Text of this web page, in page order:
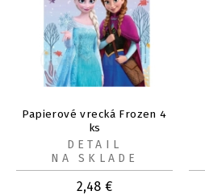
Papierové vrecká Frozen 4
ks
2,48 €
DETAIL
NA SKLADE